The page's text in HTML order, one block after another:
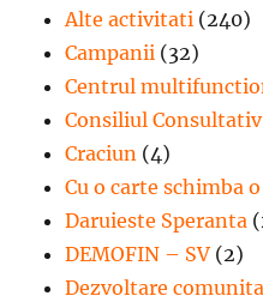
Alte activitati (240)
Campanii (32)
Centrul
Consiliul
Craciun (4)
Cu o carte schimba
Daruieste Speranta
DEMOFIN – SV (2)
Dezvoltare